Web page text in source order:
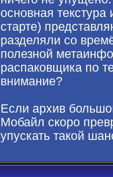
основная
старте)
разделяли со
полезной
распаковщика по
внимание?
Если архив
Мобайл скоро
упускать такой